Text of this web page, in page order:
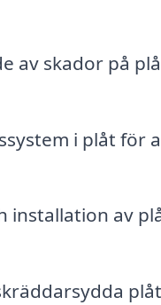
av skador på
i plåt för
installation av